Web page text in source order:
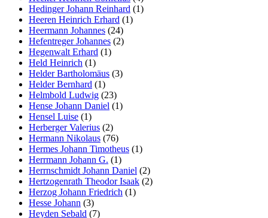
Hedinger Johann Reinhard (1)
Heeren Heinrich Erhard (1)
Heermann Johannes (24)
Hefentreger Johannes (2)
Hegenwalt Erhard (1)
Held Heinrich (1)
Helder Bartholomäus (3)
Helder Bernhard (1)
Helmbold Ludwig (23)
Hense Johann Daniel (1)
Hensel Luise (1)
Herberger Valerius (2)
Hermann Nikolaus (76)
Hermes Johann Timotheus (1)
Herrmann Johann G. (1)
Herrnschmidt Johann Daniel (2)
Hertzogenrath Theodor Isaak (2)
Herzog Johann Friedrich (1)
Hesse Johann (3)
Heyden Sebald (7)